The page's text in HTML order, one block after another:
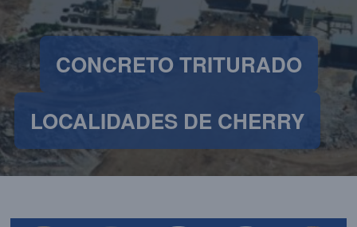
CONCRETO TRITURADO
LOCALIDADES DE CHERRY